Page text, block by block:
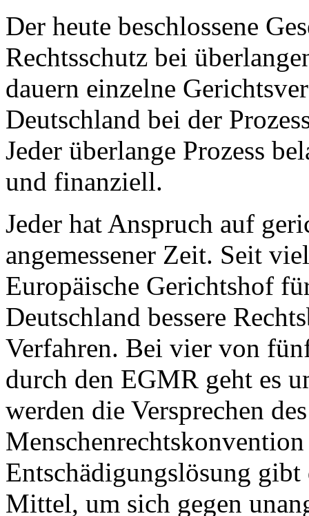
Der heute beschlossene
Rechtsschutz bei
dauern einzelne
Deutschland bei der
Jeder überlange Prozess
und finanziell.
Jeder hat Anspruch auf
angemessener Zeit. Seit
Europäische Gerichtshof
Deutschland bessere
Verfahren. Bei vier von
durch den EGMR geht es
werden die Versprechen
Entschädigungslösung
Mittel, um sich gegen